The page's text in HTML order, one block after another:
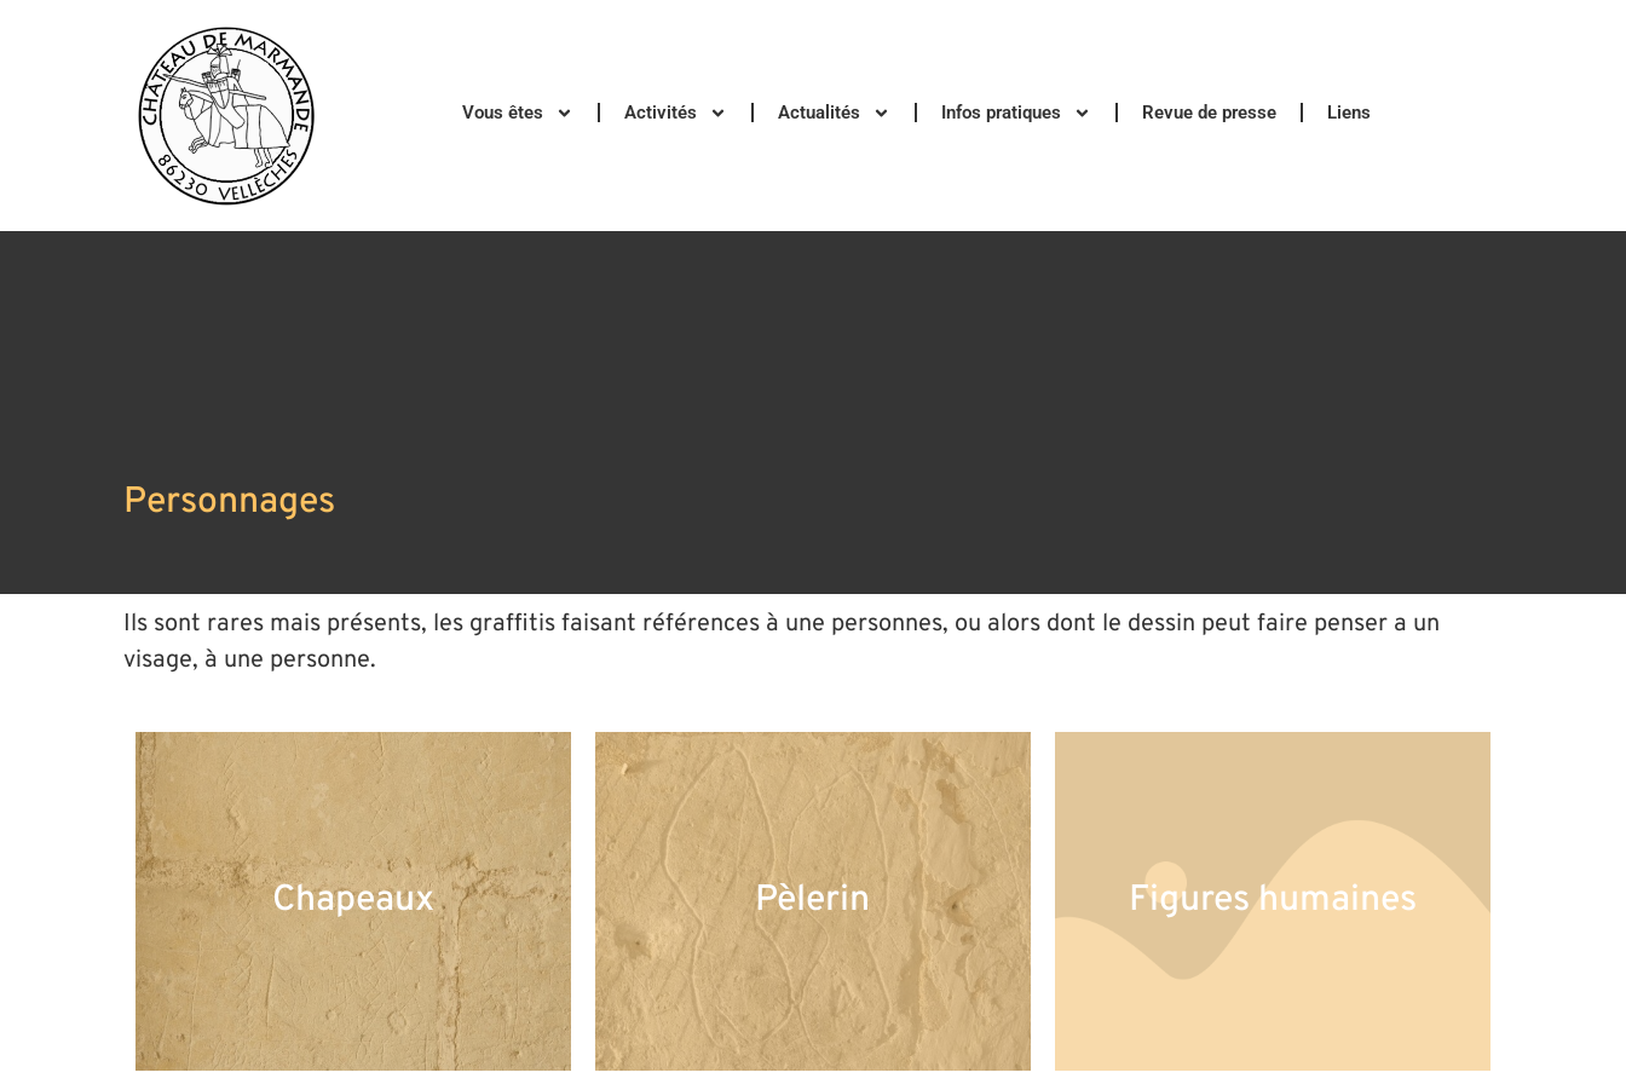
Vous êtes Activités Actualités Infos pratiques Revue de presse Liens
Personnages
Ils sont rares mais présents, les graffitis faisant références à une personnes, ou alors dont le dessin peut faire penser a un
visage, à une personne.
Chapeaux Pèlerin Figures humaines